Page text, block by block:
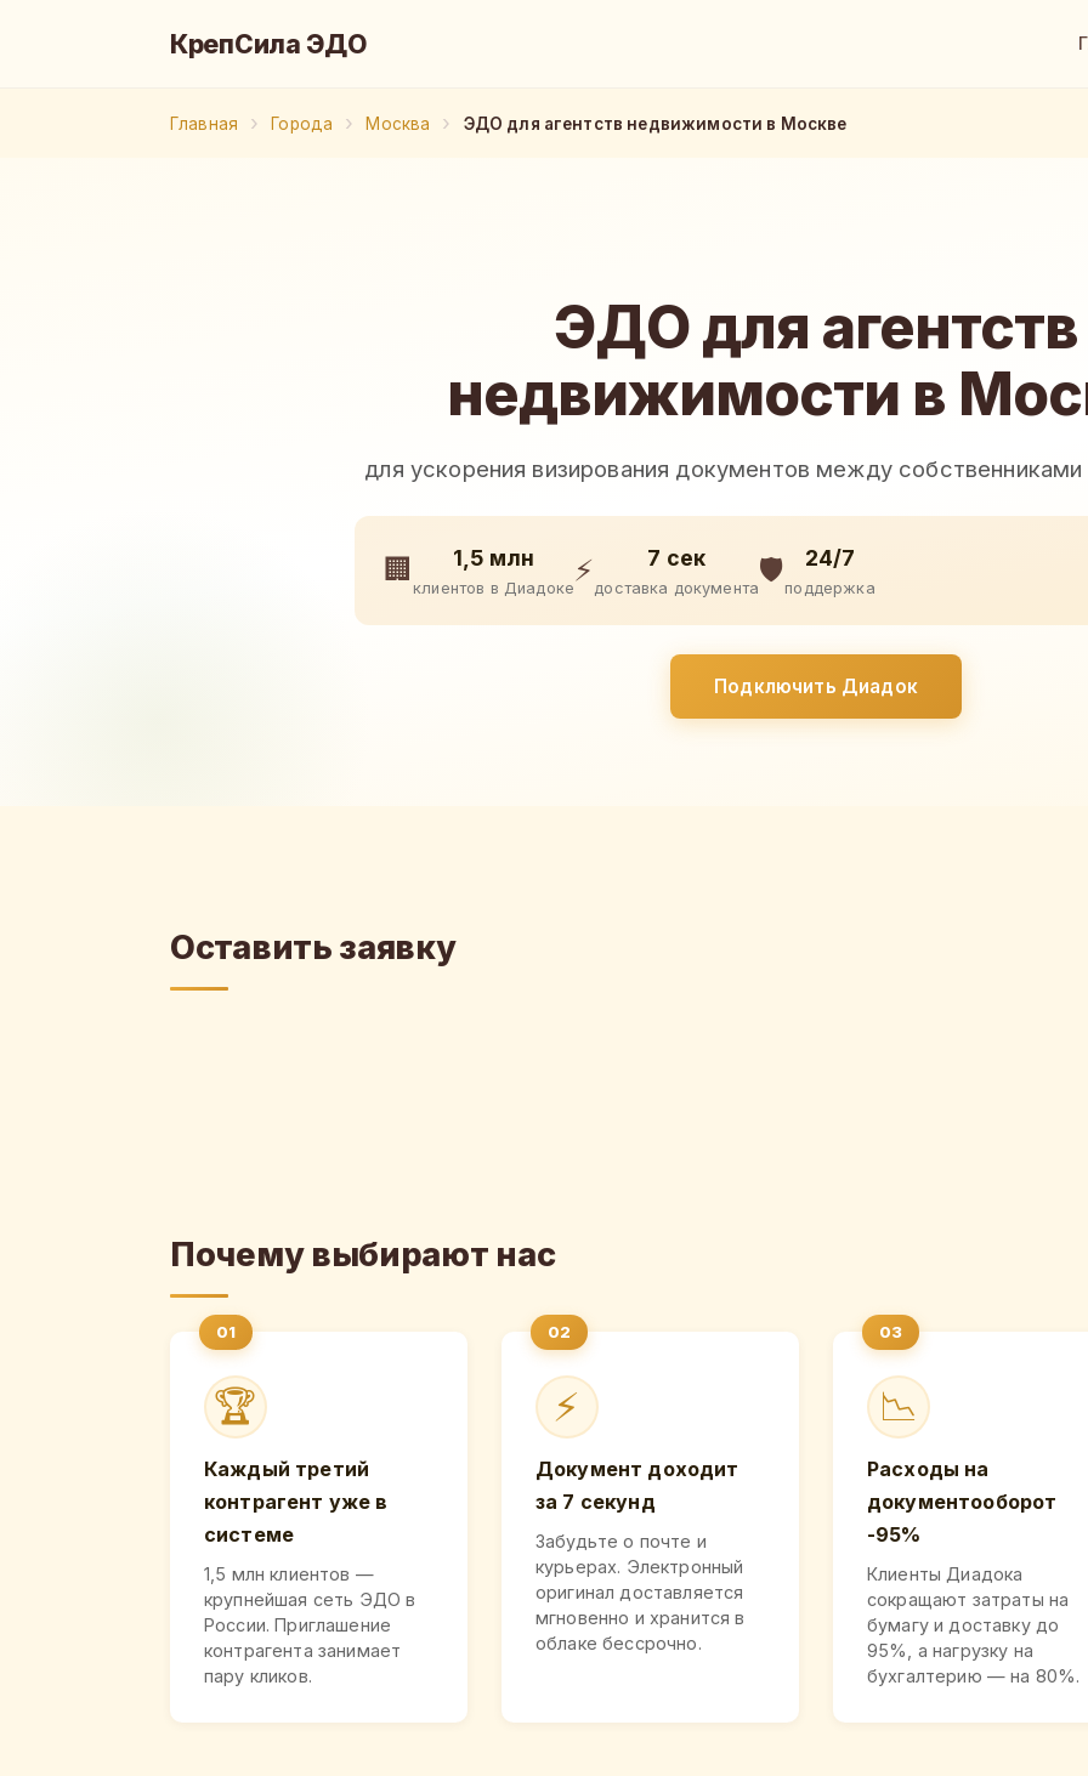
КрепСила ЭДО
Главная Города Москва ЭДО для агентств недвижимости в Москве
ЭДО для агентств
недвижимости в
для ускорения визирования документов между
🏢 1,5 млн
клиентов в Диадоке
⚡ 7 сек
доставка документа
🛡️ 24/7
поддержка
Подключить Диадок
Оставить заявку
Почему выбирают нас
🏆
Каждый третий
контрагент уже в
системе
1,5 млн клиентов —
крупнейшая сеть ЭДО в
России. Приглашение
контрагента занимает
пару кликов.
⚡
Документ доходит
за 7 секунд
Забудьте о почте и
курьерах. Электронный
оригинал доставляется
мгновенно и хранится в
облаке бессрочно.
📉
Расходы на
документооборот
-95%
Клиенты Диадока
сокращают затраты на
бумагу и доставку до
95%, а нагрузку на
бухгалтерию — на 80%.